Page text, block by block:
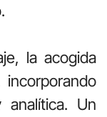
la acogida
Un